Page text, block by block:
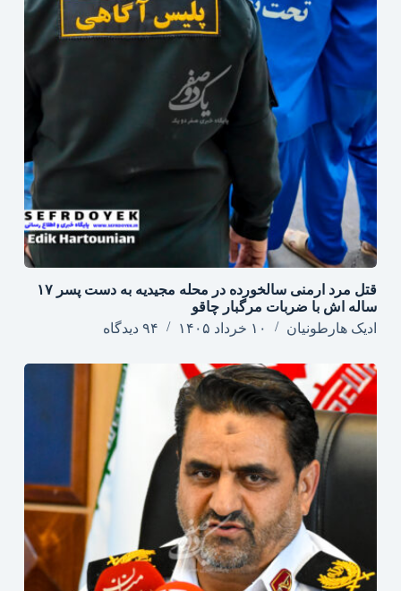
قتل مرد ارمنی سالخورده در محله مجیدیه به دست پسر ۱۷
ساله اش با ضربات مرگبار چاقو
ادیک هارطونیان
۱۰ خرداد ۱۴۰۵ ۹۴ دیدگاه